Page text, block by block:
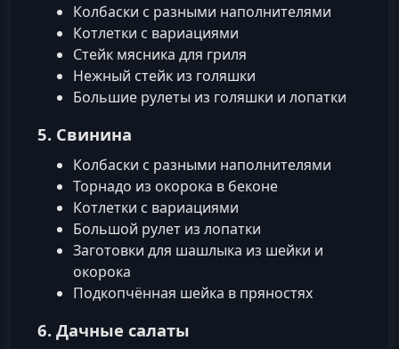
Колбаски с разными наполнителями
Котлетки с вариациями
Стейк мясника для гриля
Нежный стейк из голяшки
Большие рулеты из голяшки и лопатки
5. Свинина
Колбаски с разными наполнителями
Торнадо из окорока в беконе
Котлетки с вариациями
Большой рулет из лопатки
Заготовки для шашлыка из шейки и
окорока
Подкопчённая шейка в пряностях
6. Дачные салаты